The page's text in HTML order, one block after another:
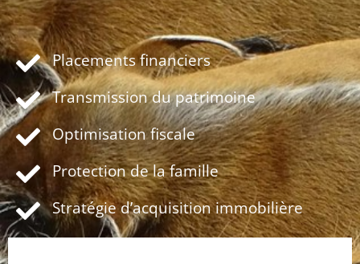
Placements financiers
Transmission du patrimoine
Optimisation fiscale
Protection de la famille
Stratégie d’acquisition immobilière